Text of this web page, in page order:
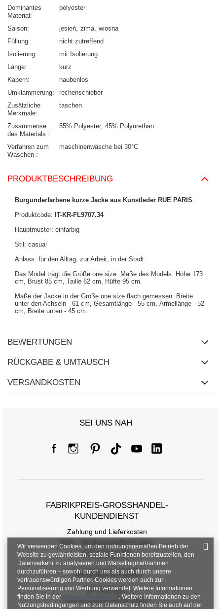
Dominantes
Material
polyester
Saison jesień zima wiosna
Füllung
nicht zutreffend
Isolierung
mit Isolierung
Länge
kurz
Kapern
haubenlos
Umklammerung
rechenschieber
Zusätzliche
Merkmale
taschen
Zusammensetzung
des Materials
55% Polyester 45% Polyurethan
Verfahren zum
Waschen
maschinenwäsche bei 30°C
PRODUKTBESCHREIBUNG
Burgunderfarbene kurze Jacke aus Kunstleder RUE PARIS
Produktcode: IT-KR-FL9707.34
Hauptmuster: einfarbig
Stil: casual
Anlass: für den Alltag, zur Arbeit, in der Stadt
Das Model trägt die Größe one size. Maße des Models: Höhe 173
cm, Brust 85 cm, Taille 62 cm, Hüfte 95 cm.
Maße der Jacke in der Größe one size flach gemessen: Breite
unter den Achseln - 61 cm, Gesamtlänge - 55 cm, Ärmellänge - 52
cm, Breite unten - 45 cm.
BEWERTUNGEN
RÜCKGABE & UMTAUSCH
VERSANDKOSTEN
SEI UNS NAH
FABRIKPREIS-GROSSHANDEL-K
UNDENDIENST
Zahlung und Lieferkosten
FAQ - Häufig gestellte Fragen
Rückgabepolitik
INFORMATIONEN
Verordnungen
Datenschutzbestimmungen
Wir verwenden Cookies, um den ordnungsgemäßen Betrieb der
Website zu gewährleisten, soziale Funktionen bereitzustellen, den
Datenverkehr zu analysieren und Marketingmaßnahmen
durchzuführen – sowohl durch uns als auch durch unsere
vertrauenswürdigen Partner. Cookies werden auch zur
Personalisierung von Werbung verwendet. Weitere Informationen
finden Sie in der
Datenschutzrichtlinie. Weitere Informationen zu den
Nutzungsbedingungen und zum Datenschutz finden Sie auch auf der